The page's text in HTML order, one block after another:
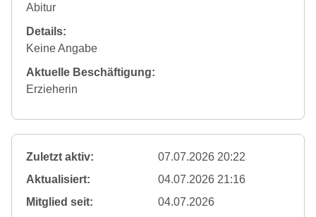
Abitur
Details:
Keine Angabe
Aktuelle Beschäftigung:
Erzieherin
Zuletzt aktiv:
07.07.2026 20:22
Aktualisiert:
04.07.2026 21:16
Mitglied seit:
04.07.2026